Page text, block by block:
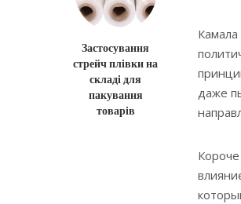
Застосування
стрейч плівки на
складі для
пакування
товарів
даже